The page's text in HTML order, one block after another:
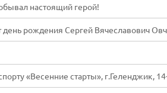
настоящий герой!
день рождения Сергей Вячеславович
«Весенние старты», г.Геленджик,